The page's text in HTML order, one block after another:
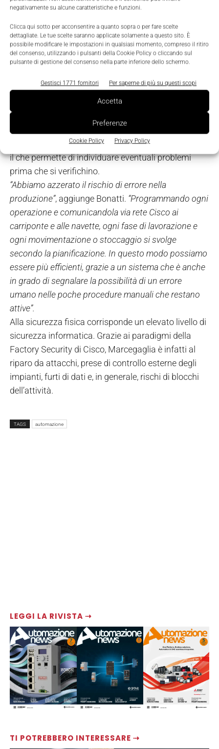
negativamente su alcune caratteristiche e funzioni.
Clicca qui sotto per acconsentire a quanto sopra o per fare scelte
dettagliate. Le tue scelte saranno applicate solamente a questo sito. È
possibile modificare le impostazioni in qualsiasi momento, compreso il ritiro
del consenso, utilizzando i pulsanti della Cookie Policy o cliccando sul
pulsante di gestione del consenso nella parte inferiore dello schermo.
Gestisci 1771 fornitori Per saperne di più su questi scopi
Accetta
Preferenze
Cookie Policy Privacy Policy
LEGGI LA RIVISTA ⇢
TI POTREBBERO INTERESSARE ⇢
Factory Security, che con i Firewall 5500, le sonde
mette la rete del Gruppo e gli stabilimenti al riparo
da attacchi esterni e interni. Il risultato è una
piattaforma che, integrando completamente gli
sicuro, facile da gestire e con alte prestazioni,
permette tutta l’automazione degli impianti e, di
conseguenza, favorisce la produttività.
Grazie all’architettura Factory Network Marcegaglia
ha ottenuto la massima visibilità su tutti gli impianti,
il che permette di individuare eventuali problemi
prima che si verifichino.
“Abbiamo azzerato il rischio di errore nella
produzione”, aggiunge Bonatti. “Programmando ogni
operazione e comunicandola via rete Cisco ai
carriponte e alle navette, ogni fase di lavorazione e
ogni movimentazione o stoccaggio si svolge
secondo la pianificazione. In questo modo possiamo
essere più efficienti, grazie a un sistema che è anche
in grado di segnalare la possibilità di un errore
umano nelle poche procedure manuali che restano
attive”.
Alla sicurezza fisica corrisponde un elevato livello di
sicurezza informatica. Grazie ai paradigmi della
Factory Security di Cisco, Marcegaglia è infatti al
riparo da attacchi, prese di controllo esterne degli
impianti, furti di dati e, in generale, rischi di blocchi
dell’attività.
TAGS automazione